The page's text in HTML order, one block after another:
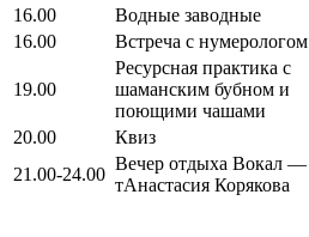
16.00
Водные заводные
16.00
Встреча с нумерологом
19.00
Ресурсная практика с
шаманским бубном и
поющими чашами
20.00 Квиз
21.00-24.00
Вечер отдыха Вокал —
тАнастасия Корякова